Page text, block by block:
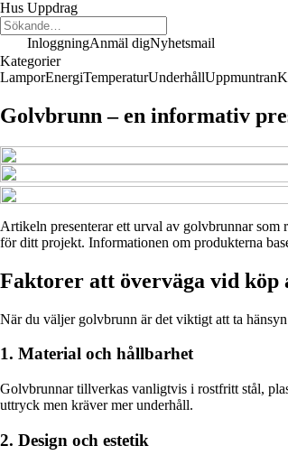
Hus Uppdrag
InloggningAnmäl digNyhetsmail
Kategorier
LamporEnergiTemperaturUnderhållUppmuntran
Golvbrunn – en informativ
Artikeln presenterar ett urval av golvbrunnar som
för ditt projekt. Informationen om produkterna
Faktorer att överväga vid köp
När du väljer golvbrunn är det viktigt att ta
1. Material och hållbarhet
Golvbrunnar tillverkas vanligtvis i rostfritt stål,
uttryck men kräver mer underhåll.
2. Design och estetik